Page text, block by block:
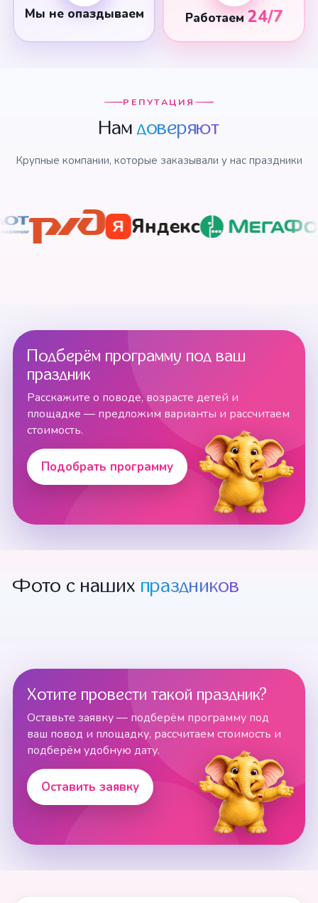
Мы не опаздываем Работаем 24/7
РЕПУТАЦИЯ
Намдоверяют
Крупные компании, которые заказывали у нас праздники
Я Яндекс
Подберём программу под ваш
праздник
Расскажите о поводе, возрасте детей и
площадке — предложим варианты и рассчитаем
стоимость.
Подобрать программу
Фото с наших праздников
Хотите провести такой праздник?
Оставьте заявку — подберём программу под
ваш повод и площадку, рассчитаем стоимость и
подберём удобную дату.
Оставить заявку